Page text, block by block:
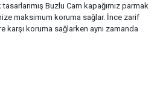
Buzlu Cam kapağımız parmak
maksimum koruma sağlar. İnce zarif
karşı koruma sağlarken aynı zamanda